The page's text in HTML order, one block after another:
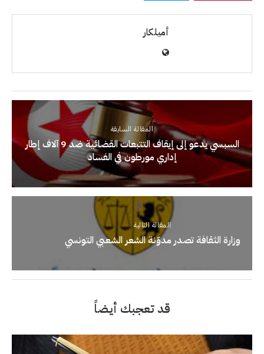
أميلكار
المقالة السابقة
السبسي يدعو إلى إيقاف التتبعات القضائية ضد 9 آلاف إطار
إداري مورطون في الفساد
المقالة التالية
وزارة الثقافة تصدر مدوّنة الشعر الشعبي التونسي
قد تعجبك أيضاً